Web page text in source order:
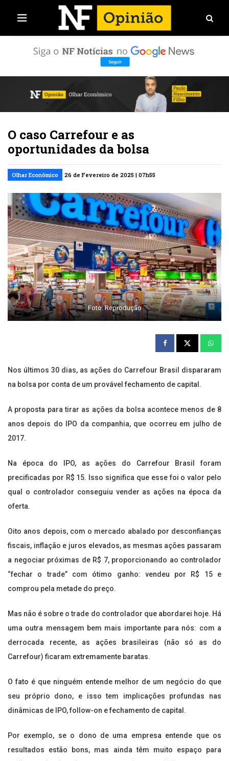
O caso Carrefour e as
oportunidades da bolsa
Olhar Econômico 26 de Fevereiro de 2025 | 07h55
Foto: Reprodução
Nos últimos 30 dias, as ações do Carrefour Brasil dispararam
na bolsa por conta de um provável fechamento de capital.
A proposta para tirar as ações da bolsa acontece menos de 8
anos depois do IPO da companhia, que ocorreu em julho de
2017.
Na época do IPO, as ações do Carrefour Brasil foram
precificadas por R$ 15. Isso significa que esse foi o valor pelo
qual o controlador conseguiu vender as ações na época da
oferta.
Oito anos depois, com o mercado abalado por desconfianças
fiscais, inflação e juros elevados, as mesmas ações passaram
a negociar próximas de R$ 7, proporcionando ao controlador
“fechar o trade” com ótimo ganho: vendeu por R$ 15 e
comprou pela metade do preço.
Mas não é sobre o trade do controlador que abordarei hoje. Há
uma outra mensagem bem mais importante para nós: com a
derrocada recente, as ações brasileiras (não só as do
Carrefour) ficaram extremamente baratas.
O fato é que ninguém entende melhor de um negócio do que
seu próprio dono, e isso tem implicações profundas nas
dinâmicas de IPO, follow-on e fechamento de capital.
Por exemplo, se o dono de uma empresa entende que os
resultados estão bons, mas ainda têm muito espaço para